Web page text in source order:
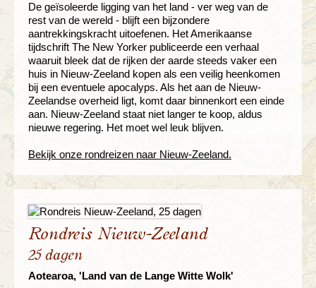
De geïsoleerde ligging van het land - ver weg van de
rest van de wereld - blijft een bijzondere
aantrekkingskracht uitoefenen. Het Amerikaanse
tijdschrift The New Yorker publiceerde een verhaal
waaruit bleek dat de rijken der aarde steeds vaker een
huis in Nieuw-Zeeland kopen als een veilig heenkomen
bij een eventuele apocalyps. Als het aan de Nieuw-
Zeelandse overheid ligt, komt daar binnenkort een einde
aan. Nieuw-Zeeland staat niet langer te koop, aldus
nieuwe regering. Het moet wel leuk blijven.
Bekijk onze rondreizen naar Nieuw-Zeeland.
Rondreis Nieuw-Zeeland
25 dagen
Aotearoa, 'Land van de Lange Witte Wolk'